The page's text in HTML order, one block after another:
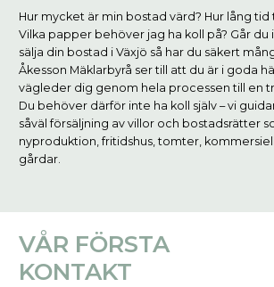
Hur mycket är min bostad värd? Hur lång tid
Vilka papper behöver jag ha koll på? Går
sälja din bostad i Växjö så har du säkert
Åkesson Mäklarbyrå ser till att du är i goda
vägleder dig genom hela processen till en
Du behöver därför inte ha koll själv – vi
såväl försäljning av villor och bostadsrätter
nyproduktion, fritidshus, tomter,
gårdar.
VÅR FÖRSTA
KONTAKT